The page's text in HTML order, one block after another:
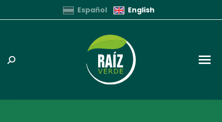
Español English
Buscar: